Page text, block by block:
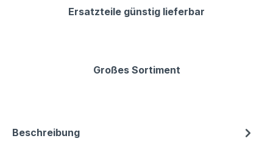
Ersatzteile günstig lieferbar
Großes Sortiment
Beschreibung